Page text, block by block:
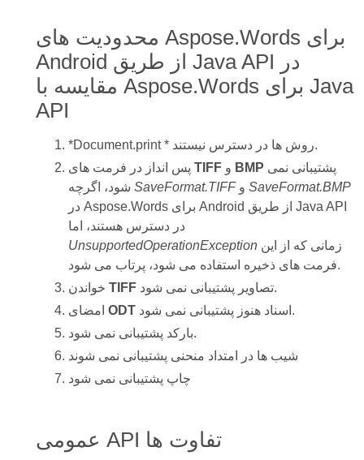
محدودیت های Aspose.Words برای
Android از طریق Java API در
مقایسه با Aspose.Words برای Java
API
*Document.print * روش ها در دسترس نیستند.
TIFF BMP
SaveFormat.TIFF
SaveFormat.BMP
در Aspose.Words برای Android از طریق Java API
در دسترس هستند، اما
UnsupportedOperationExceptionزمانی که از این
فرمت های ذخیره استفاده می شود، پرتاب می شود.
TIFF
تصاویر پشتیبانی نمی شود.
ODT
اسناد هنوز پشتیبانی نمی شود.
بارکد پشتیبانی نمی شود.
شیب ها در امتداد منحنی پشتیبانی نمی شوند
چاپ پشتیبانی نمی شود
عمومی API تفاوت ها